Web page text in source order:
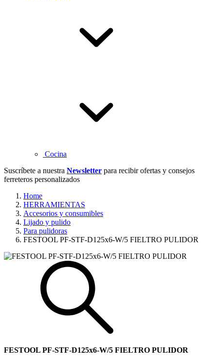
Cocina
Suscríbete a nuestra Newsletter para recibir ofertas y consejos
ferreteros personalizados
Home
HERRAMIENTAS
Accesorios y consumibles
Lijado y pulido
Para pulidoras
FESTOOL PF-STF-D125x6-W/5 FIELTRO PULIDOR
FESTOOL PF-STF-D125x6-W/5 FIELTRO PULIDOR